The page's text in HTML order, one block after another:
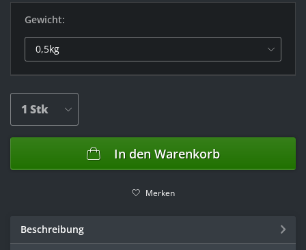
Gewicht:
In den Warenkorb
Merken
Beschreibung